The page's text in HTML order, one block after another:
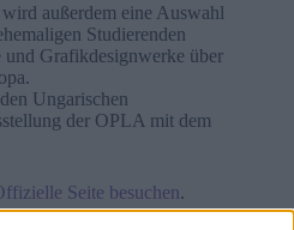
außerdem eine Auswahl
Studierenden
Grafikdesignwerke über
Ungarischen
der OPLA mit dem
Seite besuchen.